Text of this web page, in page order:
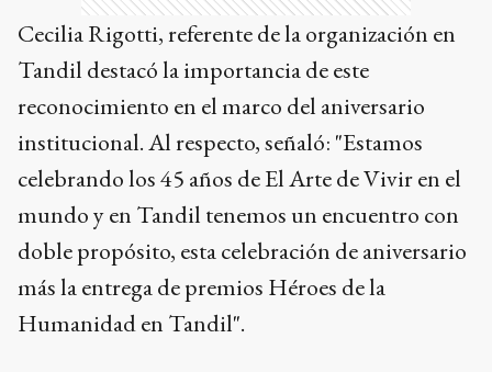
Cecilia Rigotti, referente de la organización en
Tandil destacó la importancia de este
reconocimiento en el marco del aniversario
institucional. Al respecto, señaló: "Estamos
celebrando los 45 años de El Arte de Vivir en el
mundo y en Tandil tenemos un encuentro con
doble propósito, esta celebración de aniversario
más la entrega de premios Héroes de la
Humanidad en Tandil".